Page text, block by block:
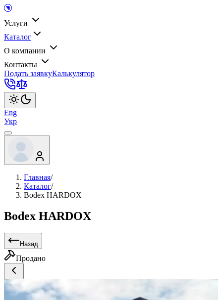
Услуги
Каталог
О компании
Контакты
Подать заявкуКалькулятор
Eng
Укр
Главная/
Каталог/
Bodex HARDOX
Bodex HARDOX
Назад
Продано